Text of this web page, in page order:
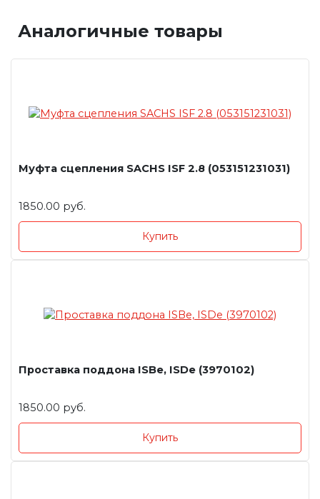
Аналогичные товары
Муфта сцепления SACHS ISF 2.8 (053151231031)
1850.00 руб.
Купить
Проставка поддона ISBe, ISDe (3970102)
1850.00 руб.
Купить